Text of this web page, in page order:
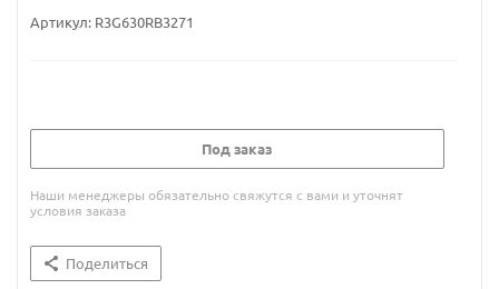
Артикул: R3G630RB3271
Под заказ
Наши менеджеры обязательно свяжутся с вами и уточнят
условия заказа
Поделиться